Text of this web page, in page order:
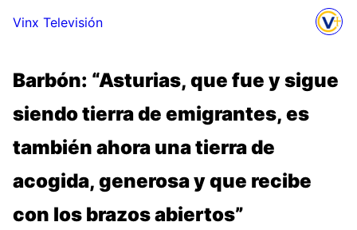
Vinx Televisión
Barbón: “Asturias, que fue y sigue
siendo tierra de emigrantes, es
también ahora una tierra de
acogida, generosa y que recibe
con los brazos abiertos”